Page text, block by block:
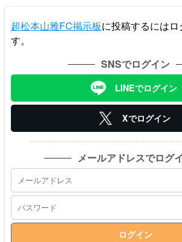
超松本山雅FC掲示板に投稿するには
す。
SNSでログイン
LINEでログイン
Xでログイン
メールアドレスでログ